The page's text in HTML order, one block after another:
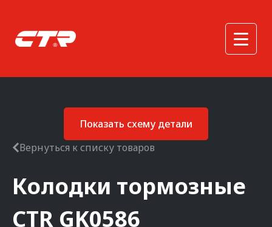
Показать схему детали
Вернуться к списку товаров
Колодки тормозные
CTR GK0586